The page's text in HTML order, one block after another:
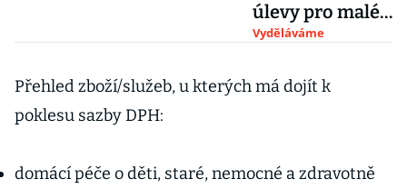
úlevy pro malé
podnikatele,
zaměstnance
Vyděláváme
Přehled zboží/služeb, u kterých má dojít k
poklesu sazby DPH:
domácí péče o děti, staré, nemocné a zdravotně